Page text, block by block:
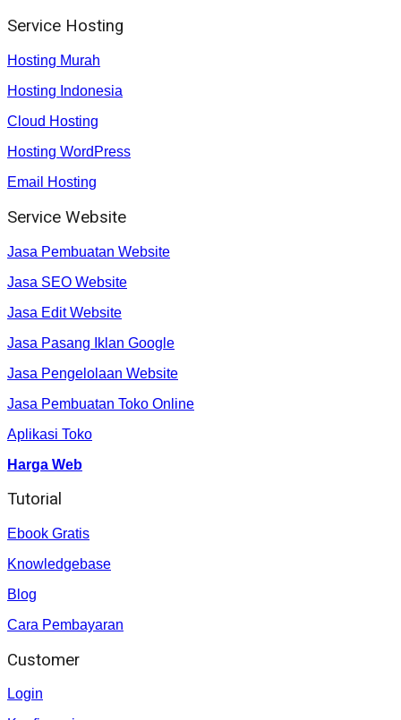
Service Hosting
Hosting Murah
Hosting Indonesia
Cloud Hosting
Hosting WordPress
Email Hosting
Service Website
Jasa Pembuatan Website
Jasa SEO Website
Jasa Edit Website
Jasa Pasang Iklan Google
Jasa Pengelolaan Website
Jasa Pembuatan Toko Online
Aplikasi Toko
Harga Web
Tutorial
Ebook Gratis
Knowledgebase
Blog
Cara Pembayaran
Customer
Login